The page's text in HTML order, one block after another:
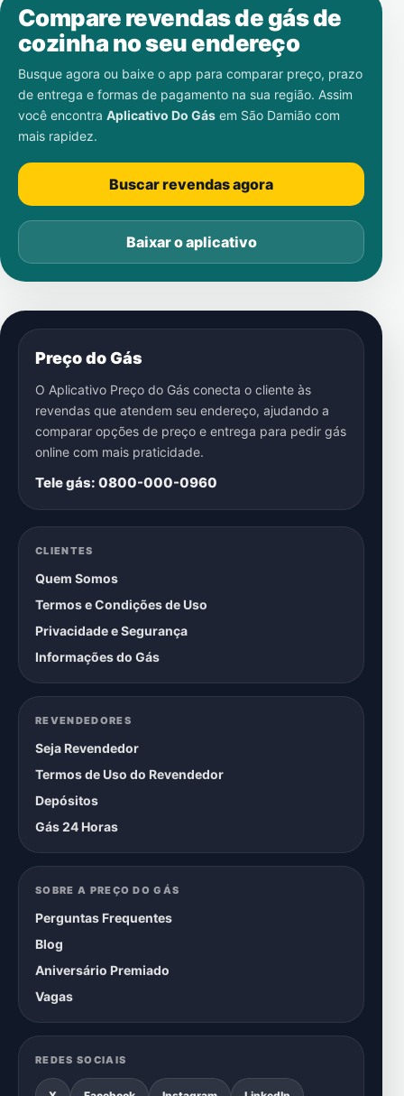
Compare revendas de gás de
cozinha no seu endereço
Busque agora ou baixe o app para comparar preço, prazo
de entrega e formas de pagamento na sua região. Assim
você encontra Aplicativo Do Gás em São Damião com
mais rapidez.
Buscar revendas agora
Baixar o aplicativo
Preço do Gás
O Aplicativo Preço do Gás conecta o cliente às
revendas que atendem seu endereço, ajudando a
comparar opções de preço e entrega para pedir gás
online com mais praticidade.
Tele gás: 0800-000-0960
CLIENTES
Quem Somos
Termos e Condições de Uso
Privacidade e Segurança
Informações do Gás
REVENDEDORES
Seja Revendedor
Termos de Uso do Revendedor
Depósitos
Gás 24 Horas
SOBRE A PREÇO DO GÁS
Perguntas Frequentes
Blog
Aniversário Premiado
Vagas
REDES SOCIAIS